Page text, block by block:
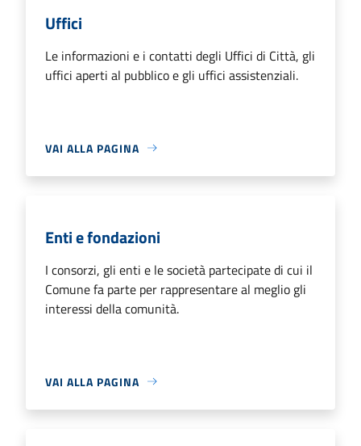
Uffici
Le informazioni e i contatti degli Uffici di Città, gli
uffici aperti al pubblico e gli uffici assistenziali.
VAI ALLA PAGINA
Enti e fondazioni
I consorzi, gli enti e le società partecipate di cui il
Comune fa parte per rappresentare al meglio gli
interessi della comunità.
VAI ALLA PAGINA